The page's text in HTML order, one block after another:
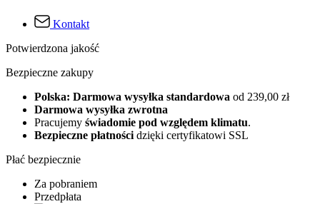
Kontakt
Potwierdzona jakość
Bezpieczne zakupy
Polska: Darmowa wysyłka standardowa od 239,00 zł
Darmowa wysyłka zwrotna
Pracujemy świadomie pod względem klimatu.
Bezpieczne płatności dzięki certyfikatowi SSL
Płać bezpiecznie
Za pobraniem
Przedpłata